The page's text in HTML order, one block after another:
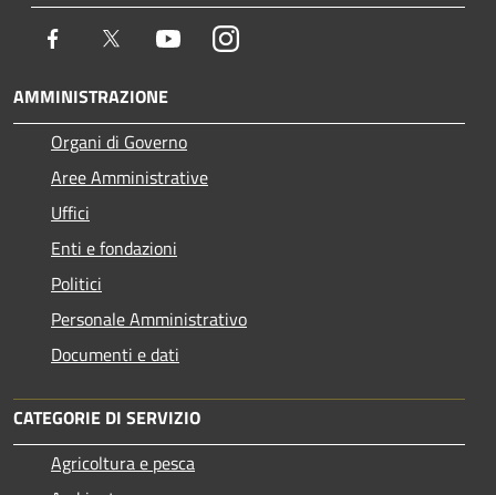
Facebook Twitter YoutubeInstagram
AMMINISTRAZIONE
Organi di Governo
Aree Amministrative
Uffici
Enti e fondazioni
Politici
Personale Amministrativo
Documenti e dati
CATEGORIE DI SERVIZIO
Agricoltura e pesca